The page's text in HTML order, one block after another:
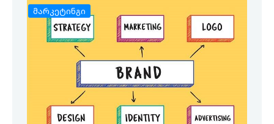
მარკეტინგი